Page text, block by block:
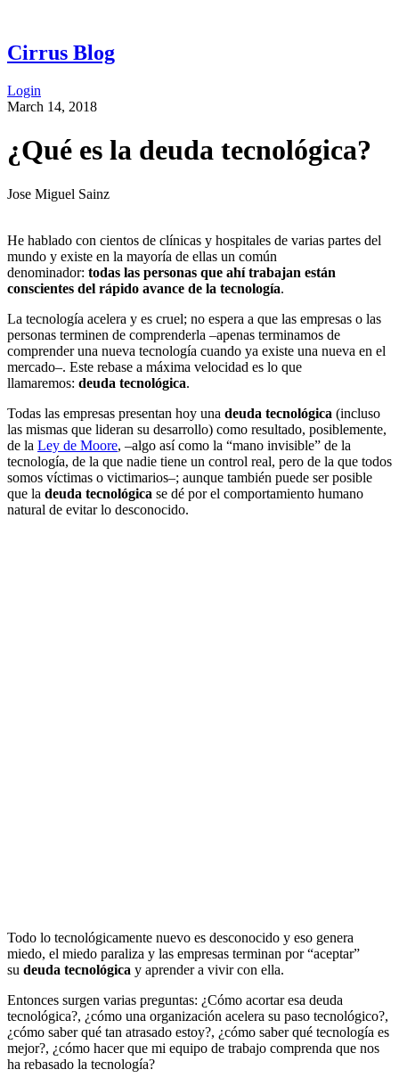
Cirrus Blog
Login
March 14, 2018
¿Qué es la deuda tecnológica?
Jose Miguel Sainz
He hablado con cientos de clínicas y hospitales de varias partes del
mundo y existe en la mayoría de ellas un común
denominador: todas las personas que ahí trabajan están
conscientes del rápido avance de la tecnología.
La tecnología acelera y es cruel; no espera a que las empresas o las
personas terminen de comprenderla –apenas terminamos de
comprender una nueva tecnología cuando ya existe una nueva en el
mercado–. Este rebase a máxima velocidad es lo que
llamaremos: deuda tecnológica.
Todas las empresas presentan hoy una deuda tecnológica (incluso
las mismas que lideran su desarrollo) como resultado, posiblemente,
de la Ley de Moore, –algo así como la “mano invisible” de la
tecnología, de la que nadie tiene un control real, pero de la que todos
somos víctimas o victimarios–; aunque también puede ser posible
que la deuda tecnológica se dé por el comportamiento humano
natural de evitar lo desconocido.
Todo lo tecnológicamente nuevo es desconocido y eso genera
miedo, el miedo paraliza y las empresas terminan por “aceptar”
su deuda tecnológica y aprender a vivir con ella.
Entonces surgen varias preguntas: ¿Cómo acortar esa deuda
tecnológica?, ¿cómo una organización acelera su paso tecnológico?,
¿cómo saber qué tan atrasado estoy?, ¿cómo saber qué tecnología es
mejor?, ¿cómo hacer que mi equipo de trabajo comprenda que nos
ha rebasado la tecnología?